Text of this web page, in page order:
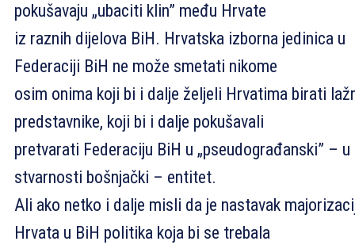
pokušavaju „ubaciti klin” među Hrvate
iz raznih dijelova BiH. Hrvatska izborna jedinica u
Federaciji BiH ne može smetati nikome
osim onima koji bi i dalje željeli Hrvatima birati
predstavnike, koji bi i dalje pokušavali
pretvarati Federaciju BiH u „pseudograđanski” – u
stvarnosti bošnjački – entitet.
Ali ako netko i dalje misli da je nastavak
Hrvata u BiH politika koja bi se trebala